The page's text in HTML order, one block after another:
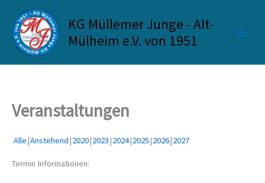
Inhalt
springen
KG Müllemer Junge - Alt-
Mülheim e.V. von 1951
Veranstaltungen
Alle Anstehend 2020 2023 2024 2025 2026 2027
Termin Informationen: